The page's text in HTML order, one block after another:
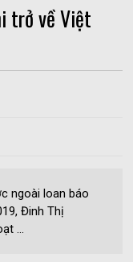
trở về Việt
ngoài loan báo
Đinh Thị
...